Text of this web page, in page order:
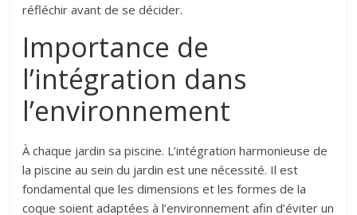
réfléchir avant de se décider.
Importance de
l’intégration dans
l’environnement
À chaque jardin sa piscine. L’intégration harmonieuse de
la piscine au sein du jardin est une nécessité. Il est
fondamental que les dimensions et les formes de la
coque soient adaptées à l’environnement afin d’éviter un